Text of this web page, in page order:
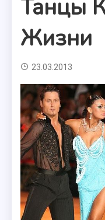
Танцы
Жизни
23.03.2013